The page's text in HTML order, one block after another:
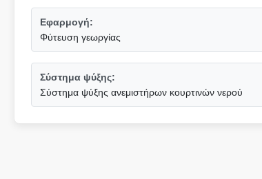
Εφαρμογή:
Φύτευση γεωργίας
Σύστημα ψύξης:
Σύστημα ψύξης ανεμιστήρων κουρτινών νερού